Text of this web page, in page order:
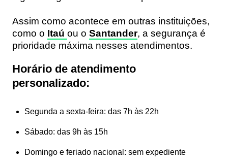
Assim como acontece em outras instituições,
como o Itaú ou o Santander, a segurança é
prioridade máxima nesses atendimentos.
Horário de atendimento
personalizado:
Segunda a sexta-feira: das 7h às 22h
Sábado: das 9h às 15h
Domingo e feriado nacional: sem expediente